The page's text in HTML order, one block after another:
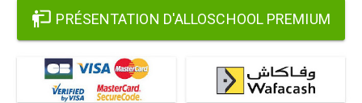
PRÉSENTATION D'ALLOSCHOOL PREMIUM